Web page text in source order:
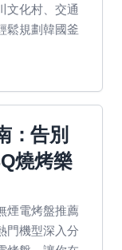
文化村、交通
鬆規劃韓國釜
：告別
燒烤樂
煙電烤盤推薦
門機型深入分